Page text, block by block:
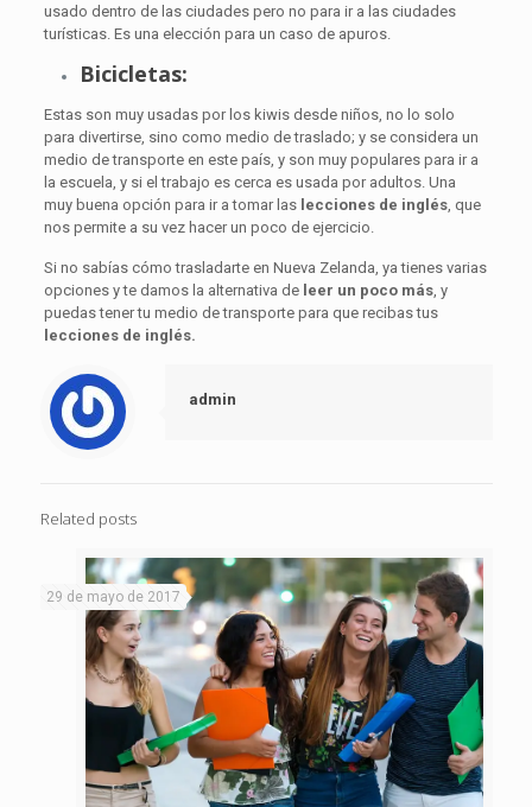
usado dentro de las ciudades pero no para ir a las ciudades
turísticas. Es una elección para un caso de apuros.
Bicicletas:
Estas son muy usadas por los kiwis desde niños, no lo solo
para divertirse, sino como medio de traslado; y se considera un
medio de transporte en este país, y son muy populares para ir a
la escuela, y si el trabajo es cerca es usada por adultos. Una
muy buena opción para ir a tomar las lecciones de inglés , que
nos permite a su vez hacer un poco de ejercicio.
Si no sabías cómo trasladarte en Nueva Zelanda, ya tienes varias
opciones y te damos la alternativa de leer un poco más ,y
puedas tener tu medio de transporte para que recibas tus
lecciones de inglés.
admin
Related posts
29 de mayo de 2017